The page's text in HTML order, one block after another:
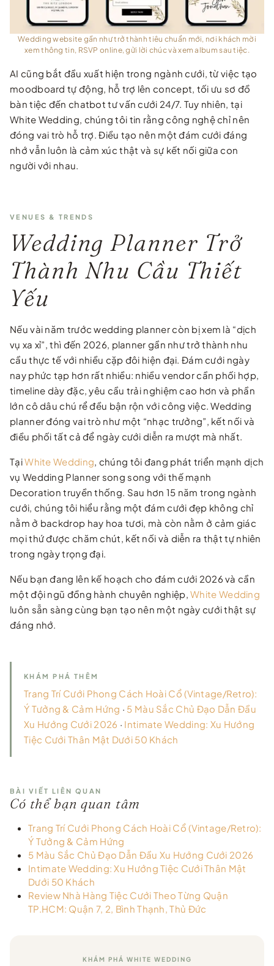
Wedding website gần như trở thành tiêu chuẩn mới, nơi khách mời
xem thông tin, RSVP online, gửi lời chúc và xem album sau tiệc.
AI cũng bắt đầu xuất hiện trong ngành cưới, từ việc tạo
moodboard tự động, hỗ trợ lên concept, tối ưu sơ đồ
bàn tiệc đến chatbot tư vấn cưới 24/7. Tuy nhiên, tại
White Wedding, chúng tôi tin rằng công nghệ chỉ nên
đóng vai trò hỗ trợ. Điều tạo nên một đám cưới đáng
nhớ vẫn luôn là cảm xúc thật và sự kết nối giữa con
người với nhau.
VENUES & TRENDS
Wedding Planner Trở
Thành Nhu Cầu Thiết
Yếu
Nếu vài năm trước wedding planner còn bị xem là “dịch
vụ xa xỉ”, thì đến 2026, planner gần như trở thành nhu
cầu thực tế với nhiều cặp đôi hiện đại. Đám cưới ngày
nay phức tạp hơn rất nhiều: nhiều vendor cần phối hợp,
timeline dày đặc, yêu cầu trải nghiệm cao hơn và phần
lớn cô dâu chú rể đều bận rộn với công việc. Wedding
planner đóng vai trò như một “nhạc trưởng”, kết nối và
điều phối tất cả để ngày cưới diễn ra mượt mà nhất.
TạiWhite Wedding, chúng tôi đang phát triển mạnh dịch
vụ Wedding Planner song song với thế mạnh
Decoration truyền thống. Sau hơn 15 năm trong ngành
cưới, chúng tôi hiểu rằng một đám cưới đẹp không chỉ
nằm ở backdrop hay hoa tươi, mà còn nằm ở cảm giác
mọi thứ được chăm chút, kết nối và diễn ra thật tự nhiên
trong ngày trọng đại.
Nếu bạn đang lên kế hoạch cho đám cưới 2026 và cần
một đội ngũ đồng hành chuyên nghiệp,White Wedding
luôn sẵn sàng cùng bạn tạo nên một ngày cưới thật sự
đáng nhớ.
KHÁM PHÁ THÊM
Trang Trí Cưới Phong Cách Hoài Cổ (Vintage/Retro):
Ý Tưởng & Cảm Hứng · 5 Màu Sắc Chủ Đạo Dẫn Đầu
Xu Hướng Cưới 2026 · Intimate Wedding: Xu Hướng
Tiệc Cưới Thân Mật Dưới 50 Khách
BÀI VIẾT LIÊN QUAN
Có thể bạn quan tâm
Trang Trí Cưới Phong Cách Hoài Cổ (Vintage/Retro):
Ý Tưởng & Cảm Hứng
5 Màu Sắc Chủ Đạo Dẫn Đầu Xu Hướng Cưới 2026
Intimate Wedding: Xu Hướng Tiệc Cưới Thân Mật
Dưới 50 Khách
Review Nhà Hàng Tiệc Cưới Theo Từng Quận
TP.HCM: Quận 7, 2, Bình Thạnh, Thủ Đức
KHÁM PHÁ WHITE WEDDING